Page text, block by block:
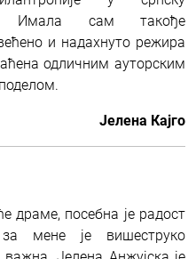
Имала сам такође
и надахнуто режира
одличним ауторским
Јелена Кајго
драме, посебна је радост
мене је вишеструко